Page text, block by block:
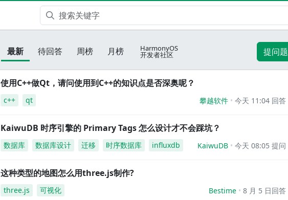
最新 待回答 周榜 月榜 HarmonyOS
开发者社区 提问题
使用C++做Qt，请问使用到C++的知识点是否深奥呢？
c++ qt 攀越软件 今天 11:04 回答
KaiwuDB 时序引擎的 Primary Tags 怎么设计才不会踩坑？
数据库 数据库设计 迁移 时序数据库 influxdb KaiwuDB 今天 08:05 提问
这种类型的地图怎么用three.js制作?
three.js 可视化 Bestime 8 月 5 日回答